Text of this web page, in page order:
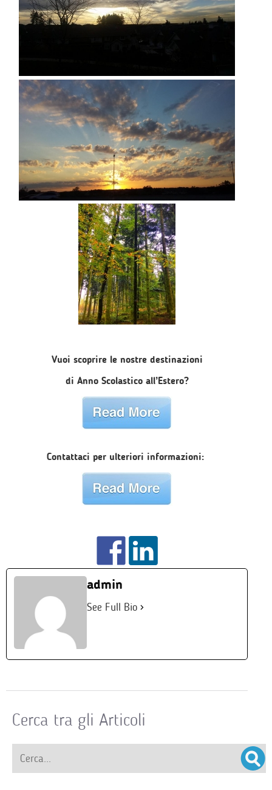
Vuoi scoprire le nostre destinazioni
di Anno Scolastico all’Estero?
Contattaci per ulteriori informazioni:
admin
See Full Bio
Cerca tra gli Articoli